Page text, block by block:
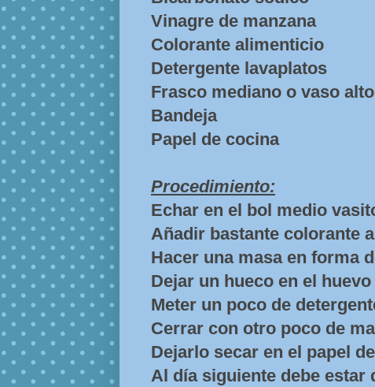
Vinagre de manzana
Colorante alimenticio
Detergente lavaplatos
Frasco mediano o vaso
Bandeja
Papel de cocina
Procedimiento:
Echar en el bol medio
Añadir bastante colorante
Hacer una masa en forma
Dejar un hueco en el
Meter un poco de
Cerrar con otro poco de
Dejarlo secar en el papel
Al día siguiente debe estar